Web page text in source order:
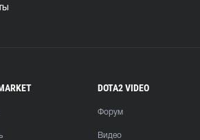
DOTA2 VIDEO
Форум
Видео